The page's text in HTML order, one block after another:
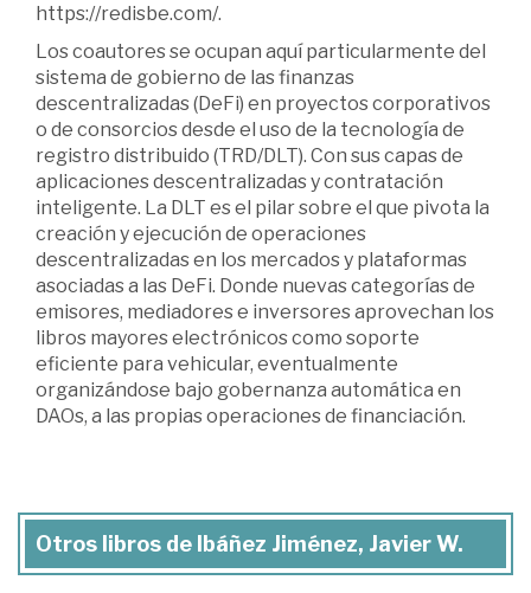
https://redisbe.com/.
Los coautores se ocupan aquí particularmente del
sistema de gobierno de las finanzas
descentralizadas (DeFi) en proyectos corporativos
o de consorcios desde el uso de la tecnología de
registro distribuido (TRD/DLT). Con sus capas de
aplicaciones descentralizadas y contratación
inteligente. La DLT es el pilar sobre el que pivota la
creación y ejecución de operaciones
descentralizadas en los mercados y plataformas
asociadas a las DeFi. Donde nuevas categorías de
emisores, mediadores e inversores aprovechan los
libros mayores electrónicos como soporte
eficiente para vehicular, eventualmente
organizándose bajo gobernanza automática en
DAOs, a las propias operaciones de financiación.
Otros libros de Ibáñez Jiménez, Javier W.